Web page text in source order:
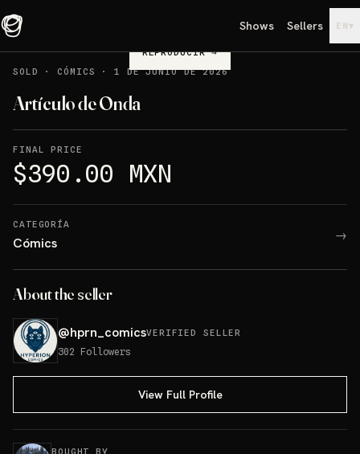
Shows Sellers EN ▾
REPRODUCIR→
SOLD
·CÓMICS ·1 DE JUNIO DE 2026
Artículo de Onda
FINAL PRICE
$390.00 MXN
CATEGORÍA
Cómics →
About the seller
@hprn_comicsVERIFIED SELLER
302 Followers
View Full Profile
BOUGHT BY